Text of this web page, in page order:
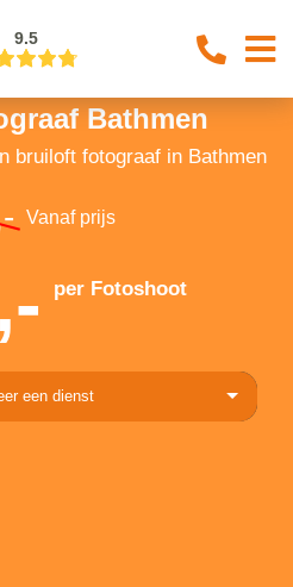
9.5
Bathmen
bruiloft fotograaf in Bathmen
Vanaf prijs
per Fotoshoot
een dienst